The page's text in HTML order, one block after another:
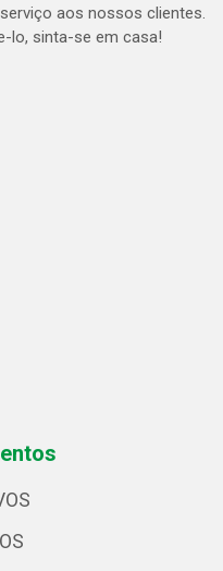
aos nossos clientes.
lo, sinta-se em casa!